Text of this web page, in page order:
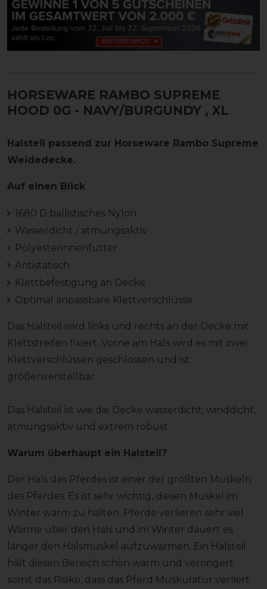
HORSEWARE RAMBO SUPREME
HOOD 0G - NAVY/BURGUNDY , XL
Halsteil passend zur Horseware Rambo Supreme
Weidedecke.
Auf einen Blick
1680 D ballistisches Nylon
Wasserdicht / atmungsaktiv
Polyesterinnenfutter
Antistatisch
Klettbefestigung an Decke
Optimal anpassbare Klettverschlüsse
Das Halsteil wird links und rechts an der Decke mit
Klettstreifen fixiert. Vorne am Hals wird es mit zwei
Klettverschlüssen geschlossen und ist
größenverstellbar.
Das Halsteil ist wie die Decke wasserdicht, winddicht,
atmungsaktiv und extrem robust.
Warum überhaupt ein Halsteil?
Der Hals des Pferdes ist einer der größten Muskeln
des Pferdes. Es ist sehr wichtig, diesen Muskel im
Winter warm zu halten. Pferde verlieren sehr viel
Wärme über den Hals und im Winter dauert es
länger den Halsmuskel aufzuwärmen. Ein Halsteil
hält diesen Bereich schön warm und verringert
somit das Risiko, dass das Pferd Muskulatur verliert